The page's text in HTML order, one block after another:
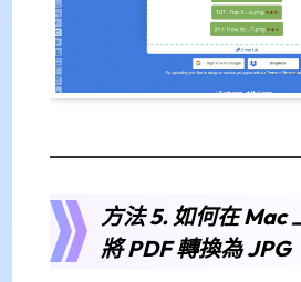
方法 5. 如何在 Mac
將 PDF 轉換為 JPG